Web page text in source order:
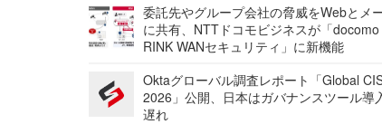
委託先やグループ会社の脅威をWebとメ
に共有、NTTドコモビジネスが「
RINK WANセキュリティ」に新機能
Oktaグローバル調査レポート「Global
2026」公開、日本はガバナンスツール導
遅れ